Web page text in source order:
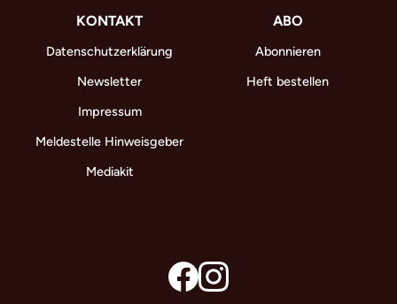
KONTAKT
Datenschutzerklärung
Newsletter
Impressum
Meldestelle Hinweisgeber
Mediakit
ABO
Abonnieren
Heft bestellen